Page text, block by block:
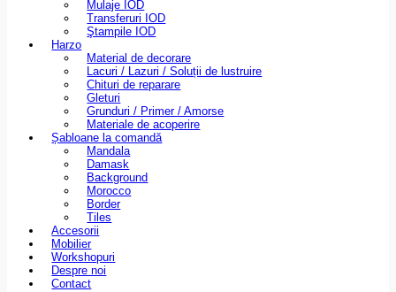
Mulaje IOD
Transferuri IOD
Ştampile IOD
Harzo
Material de decorare
Lacuri / Lazuri / Soluții de lustruire
Chituri de reparare
Gleturi
Grunduri / Primer / Amorse
Materiale de acoperire
Șabloane la comandă
Mandala
Damask
Background
Morocco
Border
Tiles
Accesorii
Mobilier
Workshopuri
Despre noi
Contact